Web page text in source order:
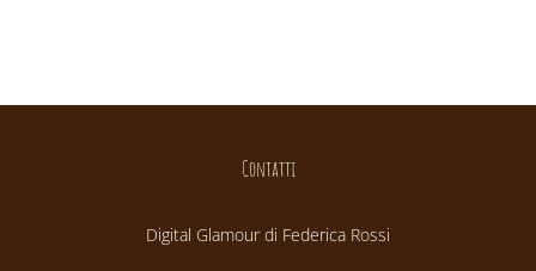
Contatti
Digital Glamour di Federica Rossi